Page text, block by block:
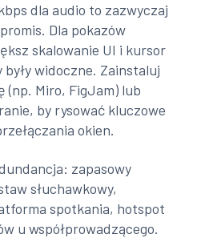
dla audio to zazwyczaj
Dla pokazów
skalowanie UI i kursor
były widoczne. Zainstaluj
Miro, FigJam) lub
by rysować kluczowe
okien.
zapasowy
słuchawkowy,
spotkania, hotspot
u współprowadzącego.